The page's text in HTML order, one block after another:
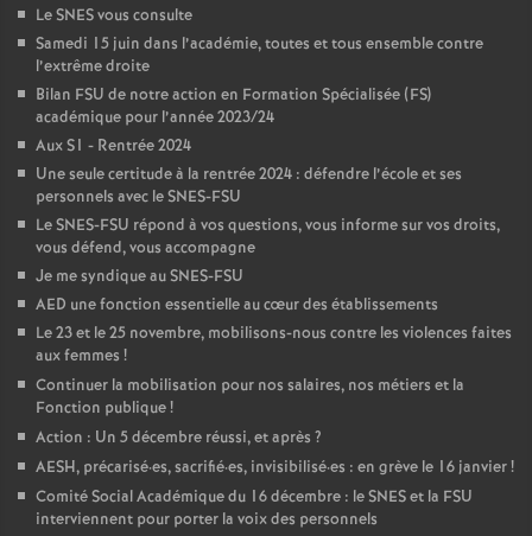
Le SNES vous consulte
Samedi 15 juin dans l’académie, toutes et tous ensemble contre
l’extrême droite
Bilan FSU de notre action en Formation Spécialisée (FS)
académique pour l’année 2023/24
Aux S1 - Rentrée 2024
Une seule certitude à la rentrée 2024 : défendre l’école et ses
personnels avec le SNES-FSU
Le SNES-FSU répond à vos questions, vous informe sur vos droits,
vous défend, vous accompagne
Je me syndique au SNES-FSU
AED une fonction essentielle au cœur des établissements
Le 23 et le 25 novembre, mobilisons-nous contre les violences faites
aux femmes !
Continuer la mobilisation pour nos salaires, nos métiers et la
Fonction publique!
Action : Un 5 décembre réussi, et après ?
AESH, précarisé·es, sacrifié·es, invisibilisé·es : en grève le 16 janvier!
Comité Social Académique du 16 décembre : le SNES et la FSU
interviennent pour porter la voix des personnels